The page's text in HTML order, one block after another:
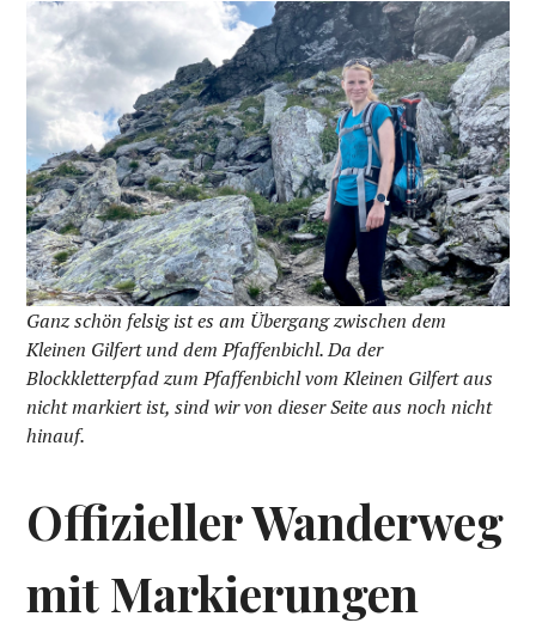
Ganz schön felsig ist es am Übergang zwischen dem
Kleinen Gilfert und dem Pfaffenbichl. Da der
Blockkletterpfad zum Pfaffenbichl vom Kleinen Gilfert aus
nicht markiert ist, sind wir von dieser Seite aus noch nicht
hinauf.
Offizieller Wanderweg
mit Markierungen